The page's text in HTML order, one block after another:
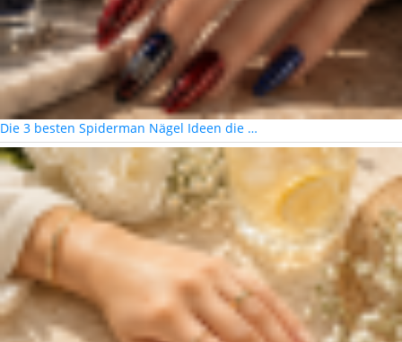
Die 3 besten Spiderman Nägel Ideen die …